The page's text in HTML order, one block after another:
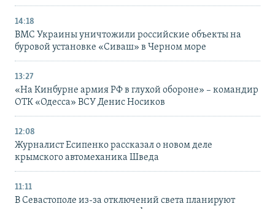
14:18
ВМС Украины уничтожили российские объекты на
буровой установке «Сиваш» в Черном море
13:27
«На Кинбурне армия РФ в глухой обороне» – командир
ОТК «Одесса» ВСУ Денис Носиков
12:08
Журналист Есипенко рассказал о новом деле
крымского автомеханика Шведа
11:11
В Севастополе из-за отключений света планируют